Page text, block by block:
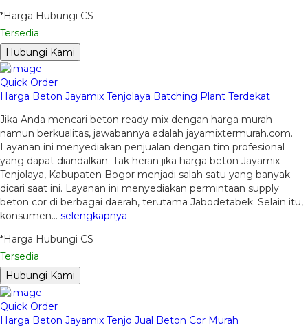
*Harga Hubungi CS
Tersedia
Hubungi Kami
Quick Order
Harga Beton Jayamix Tenjolaya Batching Plant Terdekat
Jika Anda mencari beton ready mix dengan harga murah
namun berkualitas, jawabannya adalah jayamixtermurah.com.
Layanan ini menyediakan penjualan dengan tim profesional
yang dapat diandalkan. Tak heran jika harga beton Jayamix
Tenjolaya, Kabupaten Bogor menjadi salah satu yang banyak
dicari saat ini. Layanan ini menyediakan permintaan supply
beton cor di berbagai daerah, terutama Jabodetabek. Selain itu,
konsumen… selengkapnya
*Harga Hubungi CS
Tersedia
Hubungi Kami
Quick Order
Harga Beton Jayamix Tenjo Jual Beton Cor Murah